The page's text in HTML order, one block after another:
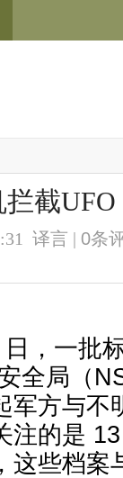
截
译言 | 0条
，一批
全局（
军方与不
注的是
这些档案